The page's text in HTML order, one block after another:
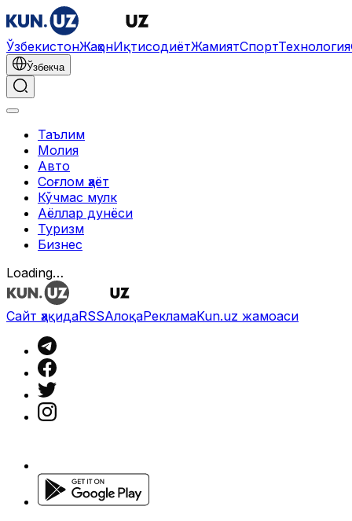
ЎзбекистонЖаҳонИқтисодиётЖамиятСпортТехнология
Ўзбекча
Таълим
Молия
Авто
Соғлом ҳаёт
Кўчмас мулк
Аёллар дунёси
Туризм
Бизнес
Loading…
Сайт ҳақидаRSSАлоқаРекламаKun.uz жамоаси